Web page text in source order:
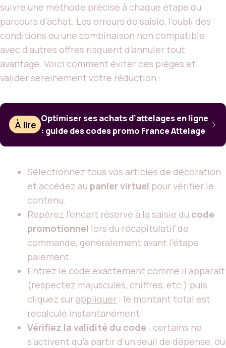
suivre une méthode précise à chaque étape du
parcours d’achat. Les erreurs de saisie, l’oubli des
conditions ou une combinaison non compatible
avec d’autres offres risquent d’annuler tout
avantage. Voici comment éviter ces pièges et
valider sereinement votre réduction :
À lire
Optimiser ses achats d’attelages en ligne
: guide des codes promo France Attelage
Sélectionnez tous vos articles de décoration
et accédez au panier virtuel pour vérifier le
contenu.
Repérez l’encart réservé à la saisie du code
promotionnel lors du récapitulatif de
commande, généralement avant l’étape
paiement.
Entrez le code exactement comme il apparaît
(respectez majuscules, chiffres, etc.) puis
cliquez sur appliquer : le montant total est
recalculé instantanément.
Vérifiez la validité du code : certains ne
s’activent qu’à partir d’un seuil de dépense, ou